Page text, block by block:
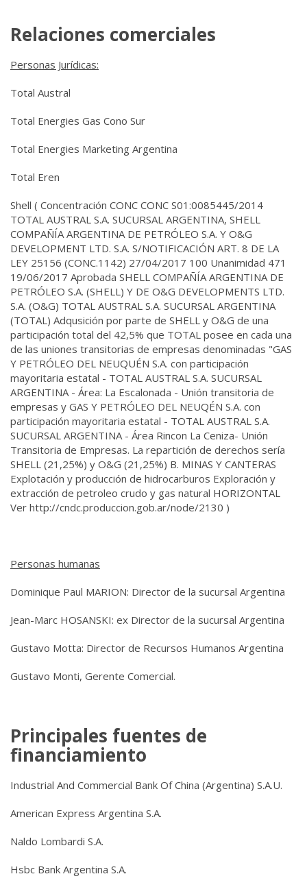
Relaciones comerciales
Personas Jurídicas:
Total Austral
Total Energies Gas Cono Sur
Total Energies Marketing Argentina
Total Eren
Shell ( Concentración CONC CONC S01:0085445/2014
TOTAL AUSTRAL S.A. SUCURSAL ARGENTINA, SHELL
COMPAÑÍA ARGENTINA DE PETRÓLEO S.A. Y O&G
DEVELOPMENT LTD. S.A. S/NOTIFICACIÓN ART. 8 DE LA
LEY 25156 (CONC.1142) 27/04/2017 100 Unanimidad 471
19/06/2017 Aprobada SHELL COMPAÑÍA ARGENTINA DE
PETRÓLEO S.A. (SHELL) Y DE O&G DEVELOPMENTS LTD.
S.A. (O&G) TOTAL AUSTRAL S.A. SUCURSAL ARGENTINA
(TOTAL) Adqusición por parte de SHELL y O&G de una
participación total del 42,5% que TOTAL posee en cada una
de las uniones transitorias de empresas denominadas "GAS
Y PETRÓLEO DEL NEUQUÉN S.A. con participación
mayoritaria estatal - TOTAL AUSTRAL S.A. SUCURSAL
ARGENTINA - Área: La Escalonada - Unión transitoria de
empresas y GAS Y PETRÓLEO DEL NEUQÉN S.A. con
participación mayoritaria estatal - TOTAL AUSTRAL S.A.
SUCURSAL ARGENTINA - Área Rincon La Ceniza- Unión
Transitoria de Empresas. La repartición de derechos sería
SHELL (21,25%) y O&G (21,25%) B. MINAS Y CANTERAS
Explotación y producción de hidrocarburos Exploración y
extracción de petroleo crudo y gas natural HORIZONTAL
Ver http://cndc.produccion.gob.ar/node/2130 )
Personas humanas
Dominique Paul MARION: Director de la sucursal Argentina
Jean-Marc HOSANSKI: ex Director de la sucursal Argentina
Gustavo Motta: Director de Recursos Humanos Argentina
Gustavo Monti, Gerente Comercial.
Principales fuentes de
financiamiento
Industrial And Commercial Bank Of China (Argentina) S.A.U.
American Express Argentina S.A.
Naldo Lombardi S.A.
Hsbc Bank Argentina S.A.